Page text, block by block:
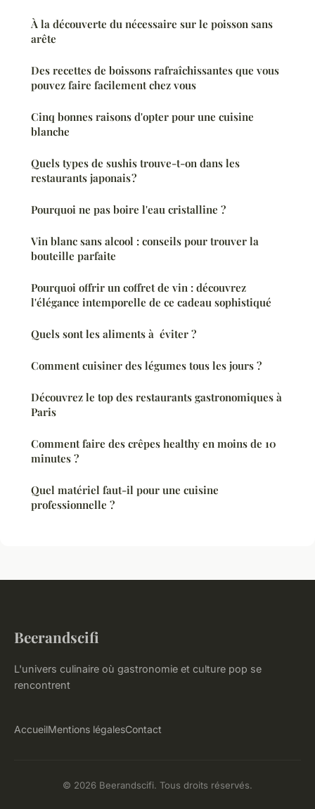
À la découverte du nécessaire sur le poisson sans
arête
Des recettes de boissons rafraîchissantes que vous
pouvez faire facilement chez vous
Cinq bonnes raisons d'opter pour une cuisine
blanche
Quels types de sushis trouve-t-on dans les
restaurants japonais ?
Pourquoi ne pas boire l'eau cristalline ?
Vin blanc sans alcool : conseils pour trouver la
bouteille parfaite
Pourquoi offrir un coffret de vin : découvrez
l'élégance intemporelle de ce cadeau sophistiqué
Quels sont les aliments à éviter ?
Comment cuisiner des légumes tous les jours ?
Découvrez le top des restaurants gastronomiques à
Paris
Comment faire des crêpes healthy en moins de 10
minutes ?
Quel matériel faut-il pour une cuisine
professionnelle ?
Beerandscifi
L'univers culinaire où gastronomie et culture pop se
rencontrent
AccueilMentions légalesContact
© 2026 Beerandscifi. Tous droits réservés.